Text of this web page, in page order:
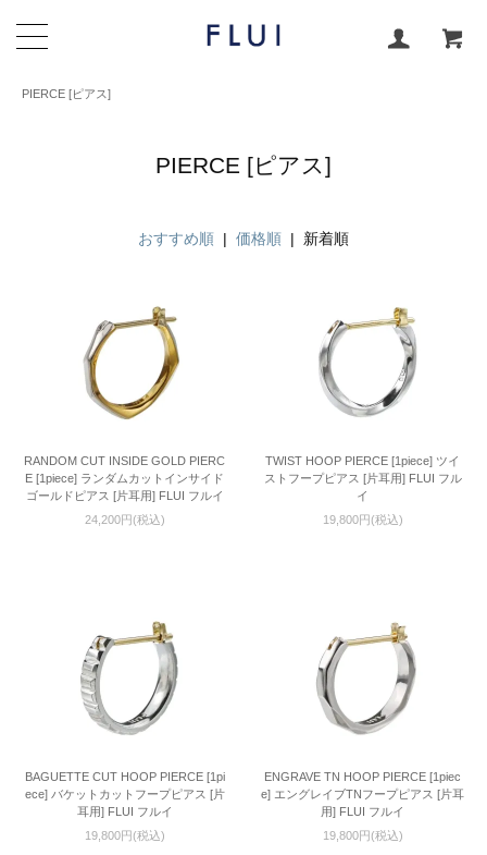
PIERCE [ピアス]
PIERCE [ピアス]
おすすめ順 | 価格順 | 新着順
RANDOM CUT INSIDE GOLD PIERC
E [1piece] ランダムカットインサイド
ゴールドピアス [片耳用] FLUI フルイ
24,200円(税込)
TWIST HOOP PIERCE [1piece] ツイ
ストフープピアス [片耳用] FLUI フル
イ
19,800円(税込)
BAGUETTE CUT HOOP PIERCE [1pi
ece] バケットカットフープピアス [片
耳用] FLUI フルイ
19,800円(税込)
ENGRAVE TN HOOP PIERCE [1piec
e] エングレイブTNフープピアス [片耳
用] FLUI フルイ
19,800円(税込)